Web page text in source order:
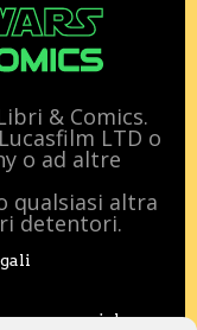
& Comics.
LTD o
o ad altre
qualsiasi altra
detentori.
commerciale –